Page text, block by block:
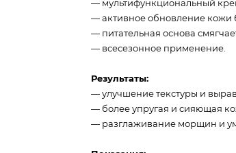
— мультифункциональный
— активное обновление кожи
— питательная основа
— всесезонное применение.
Результаты:
— улучшение текстуры и
— более упругая и сияющая
— разглаживание морщин и